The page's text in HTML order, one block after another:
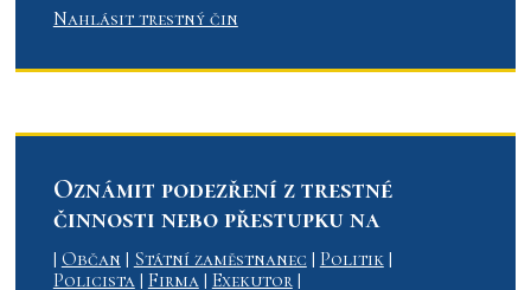
Nahlásit trestný čin
Oznámit podezření z trestné
činnosti nebo přestupku na
| Občan | Státní zaměstnanec | Politik|
Policista| Firma| Exekutor|